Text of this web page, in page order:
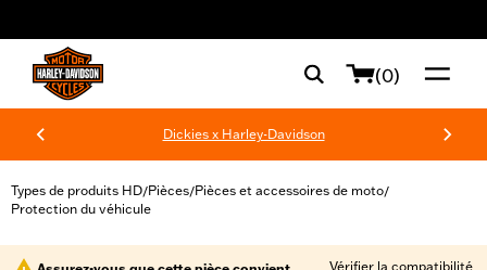
(0)
Dickies x Harley-Davidson
Types de produits HD/Pièces/Pièces et accessoires de moto/
Protection du véhicule
Vérifier la compatibilité